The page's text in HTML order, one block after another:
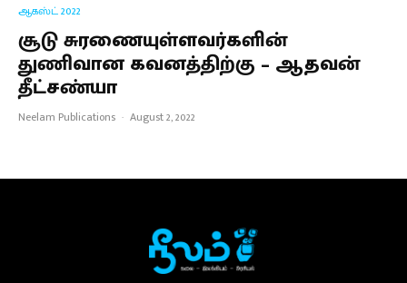
ஆகஸ்ட் 2022
சூடு சுரணையுள்ளவர்களின்
துணிவான கவனத்திற்கு – ஆதவன்
தீட்சண்யா
Neelam Publications · August 2, 2022